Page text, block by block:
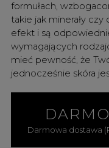
formułach,
takie jak minerały czy
efekt i są
wymagających
mieć pewność, że
jednocześnie skóra
Darmowa dostawa